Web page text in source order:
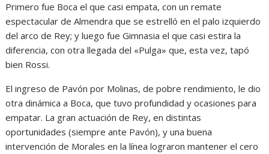
Primero fue Boca el que casi empata, con un remate
espectacular de Almendra que se estrelló en el palo izquierdo
del arco de Rey; y luego fue Gimnasia el que casi estira la
diferencia, con otra llegada del «Pulga» que, esta vez, tapó
bien Rossi.
El ingreso de Pavón por Molinas, de pobre rendimiento, le dio
otra dinámica a Boca, que tuvo profundidad y ocasiones para
empatar. La gran actuación de Rey, en distintas
oportunidades (siempre ante Pavón), y una buena
intervención de Morales en la línea lograron mantener el cero